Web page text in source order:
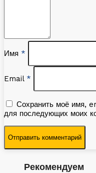
Имя *
Email *
Сохранить моё имя,
для последующих моих
Рекомендуем